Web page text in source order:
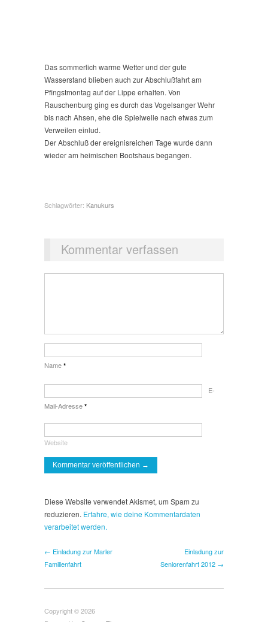
Das sommerlich warme Wetter und der gute
Wasserstand blieben auch zur Abschlußfahrt am
Pfingstmontag auf der Lippe erhalten. Von
Rauschenburg ging es durch das Vogelsanger Wehr
bis nach Ahsen, ehe die Spielwelle nach etwas zum
Verweilen einlud.
Der Abschluß der ereignisreichen Tage wurde dann
wieder am heimischen Bootshaus begangen.
Schlagwörter: Kanukurs
Kommentar verfassen
Name *
E-
Mail-Adresse *
Website
Diese Website verwendet Akismet, um Spam zu
reduzieren. Erfahre, wie deine Kommentardaten
verarbeitet werden.
← Einladung zur Marler
Familienfahrt
Einladung zur
Seniorenfahrt 2012 →
Copyright © 2026